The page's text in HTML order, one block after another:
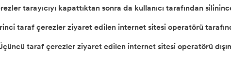
tarayıcıyı kapattıktan sonra da kullanıcı tarafından
taraf çerezler ziyaret edilen internet sitesi operatörü
taraf çerezler ziyaret edilen internet sitesi operatörü